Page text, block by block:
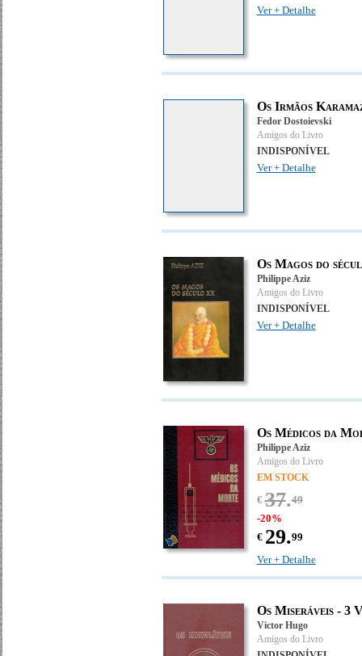
Ver + Detalhe
Os Irmãos
Fedor Dostoievski
Amigos do Livro
INDISPONÍVEL
Ver + Detalhe
Os Magos do
Philippe Aziz
Amigos do Livro
INDISPONÍVEL
Ver + Detalhe
Os Médicos da
Philippe Aziz
Amigos do Livro
EM STOCK
€37.49
-20%
€ 29.99
Ver + Detalhe
Os Miseráveis - 3
Victor Hugo
Amigos do Livro